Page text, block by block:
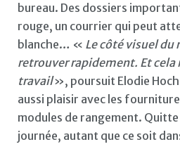
bureau. Des dossiers
rouge, un courrier qui peut
blanche… « Le côté visuel du
retrouver rapidement. Et cela
travail», poursuit Elodie
aussi plaisir avec les
modules de rangement.
journée, autant que ce soit